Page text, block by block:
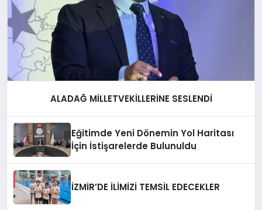
ALADAĞ MİLLETVEKİLLERİNE SESLENDİ
Eğitimde Yeni Dönemin Yol Haritası
İçin İstişarelerde Bulunuldu
İZMİR’DE İLİMİZİ TEMSİL EDECEKLER